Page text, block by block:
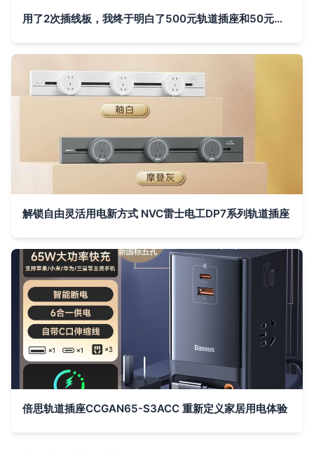
用了2次插线板，我终于明白了500元轨道插座和50元面板插座的区别
解锁自由灵活用电新方式 NVC雷士电工DP7系列轨道插座
倍思轨道插座CCGAN65-S3ACC 重新定义家居用电体验